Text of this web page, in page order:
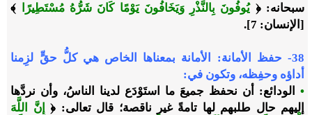
سبحانه: ﴿يُوفُونَ بِالنَّذْرِ وَيَخَافُونَ يَوْمًا كَانَ شَرُّهُ مُسْتَطِيرًا
﴾
[الإنسان: 7].
38- حفظ الأمانة: الأمانة بمعناها الخاص هي كلُّ حقٍّ لزِمنا
أداؤه وحفِظه، وتكون في:
•
الودائع: أن نحفظ جميعَ ما استَوْدَع لدينا الناسُ، وأن نردَّها
إليهم حال طلبهم لها تامةً غير ناقصة؛ قال تعالى: ﴿ إِنَّ اللَّهَ